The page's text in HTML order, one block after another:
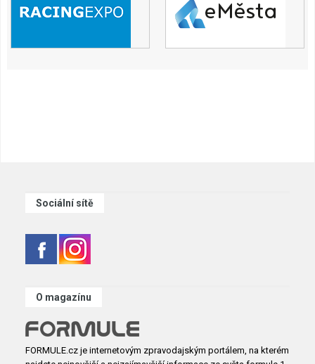
Sociální sítě
O magazínu
FORMULE.cz je internetovým zpravodajským portálem, na kterém